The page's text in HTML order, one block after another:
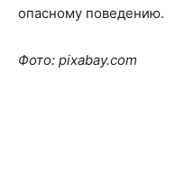
опасному поведению.
Фото: pixabay.com